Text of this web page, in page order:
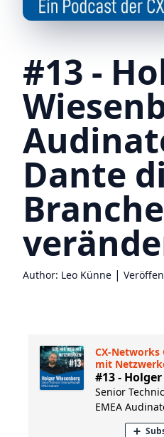
#13 -
Dante
Branche
Author: Leo Künne |